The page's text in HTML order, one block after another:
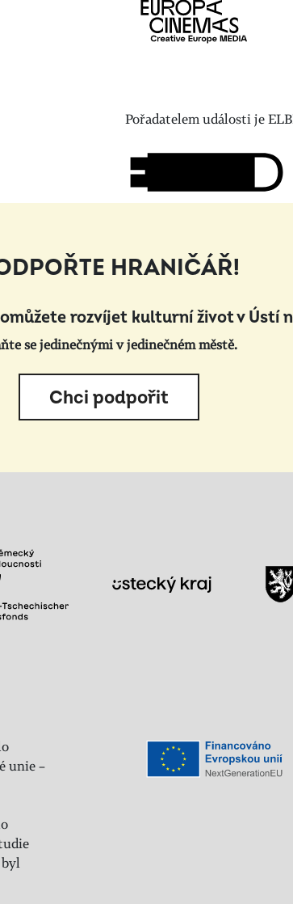
Pořadatelem události je
HRANIČÁŘ!
rozvíjet kulturní život v Ústí
se jedinečnými v jedinečném městě.
Chci podpořit
unie –